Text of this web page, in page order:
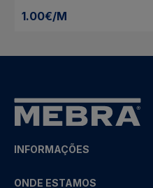
1.00€/M
INFORMAÇÕES
ONDE ESTAMOS